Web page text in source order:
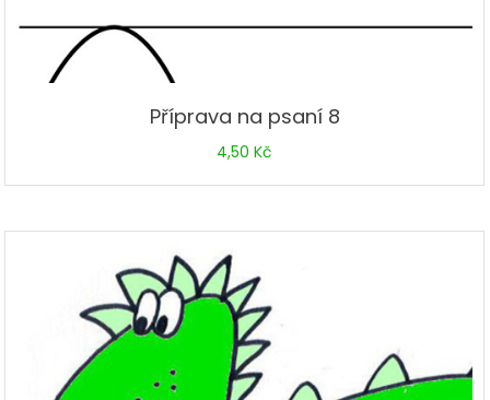
Příprava na psaní 8
4,50Kč